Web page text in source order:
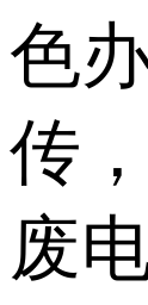
色
传
废